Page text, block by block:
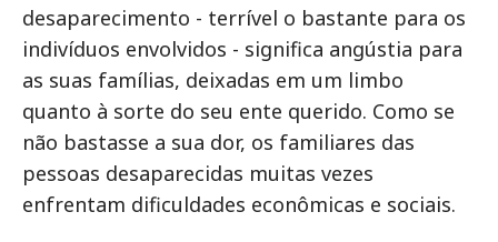
desaparecimento - terrível o bastante para os
indivíduos envolvidos - significa angústia para
as suas famílias, deixadas em um limbo
quanto à sorte do seu ente querido. Como se
não bastasse a sua dor, os familiares das
pessoas desaparecidas muitas vezes
enfrentam dificuldades econômicas e sociais.